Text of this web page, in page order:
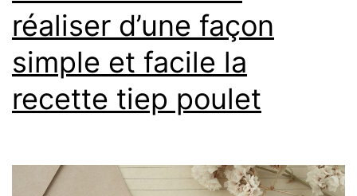
réaliser d’une façon
simple et facile la
recette tiep poulet